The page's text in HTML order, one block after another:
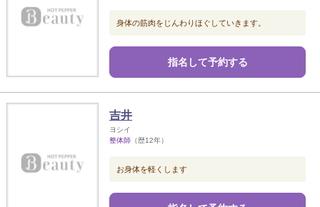
身体の筋肉をじんわりほぐしていきます。
指名して予約する
吉井
ヨシイ
整体師 （歴12年）
お身体を軽くします